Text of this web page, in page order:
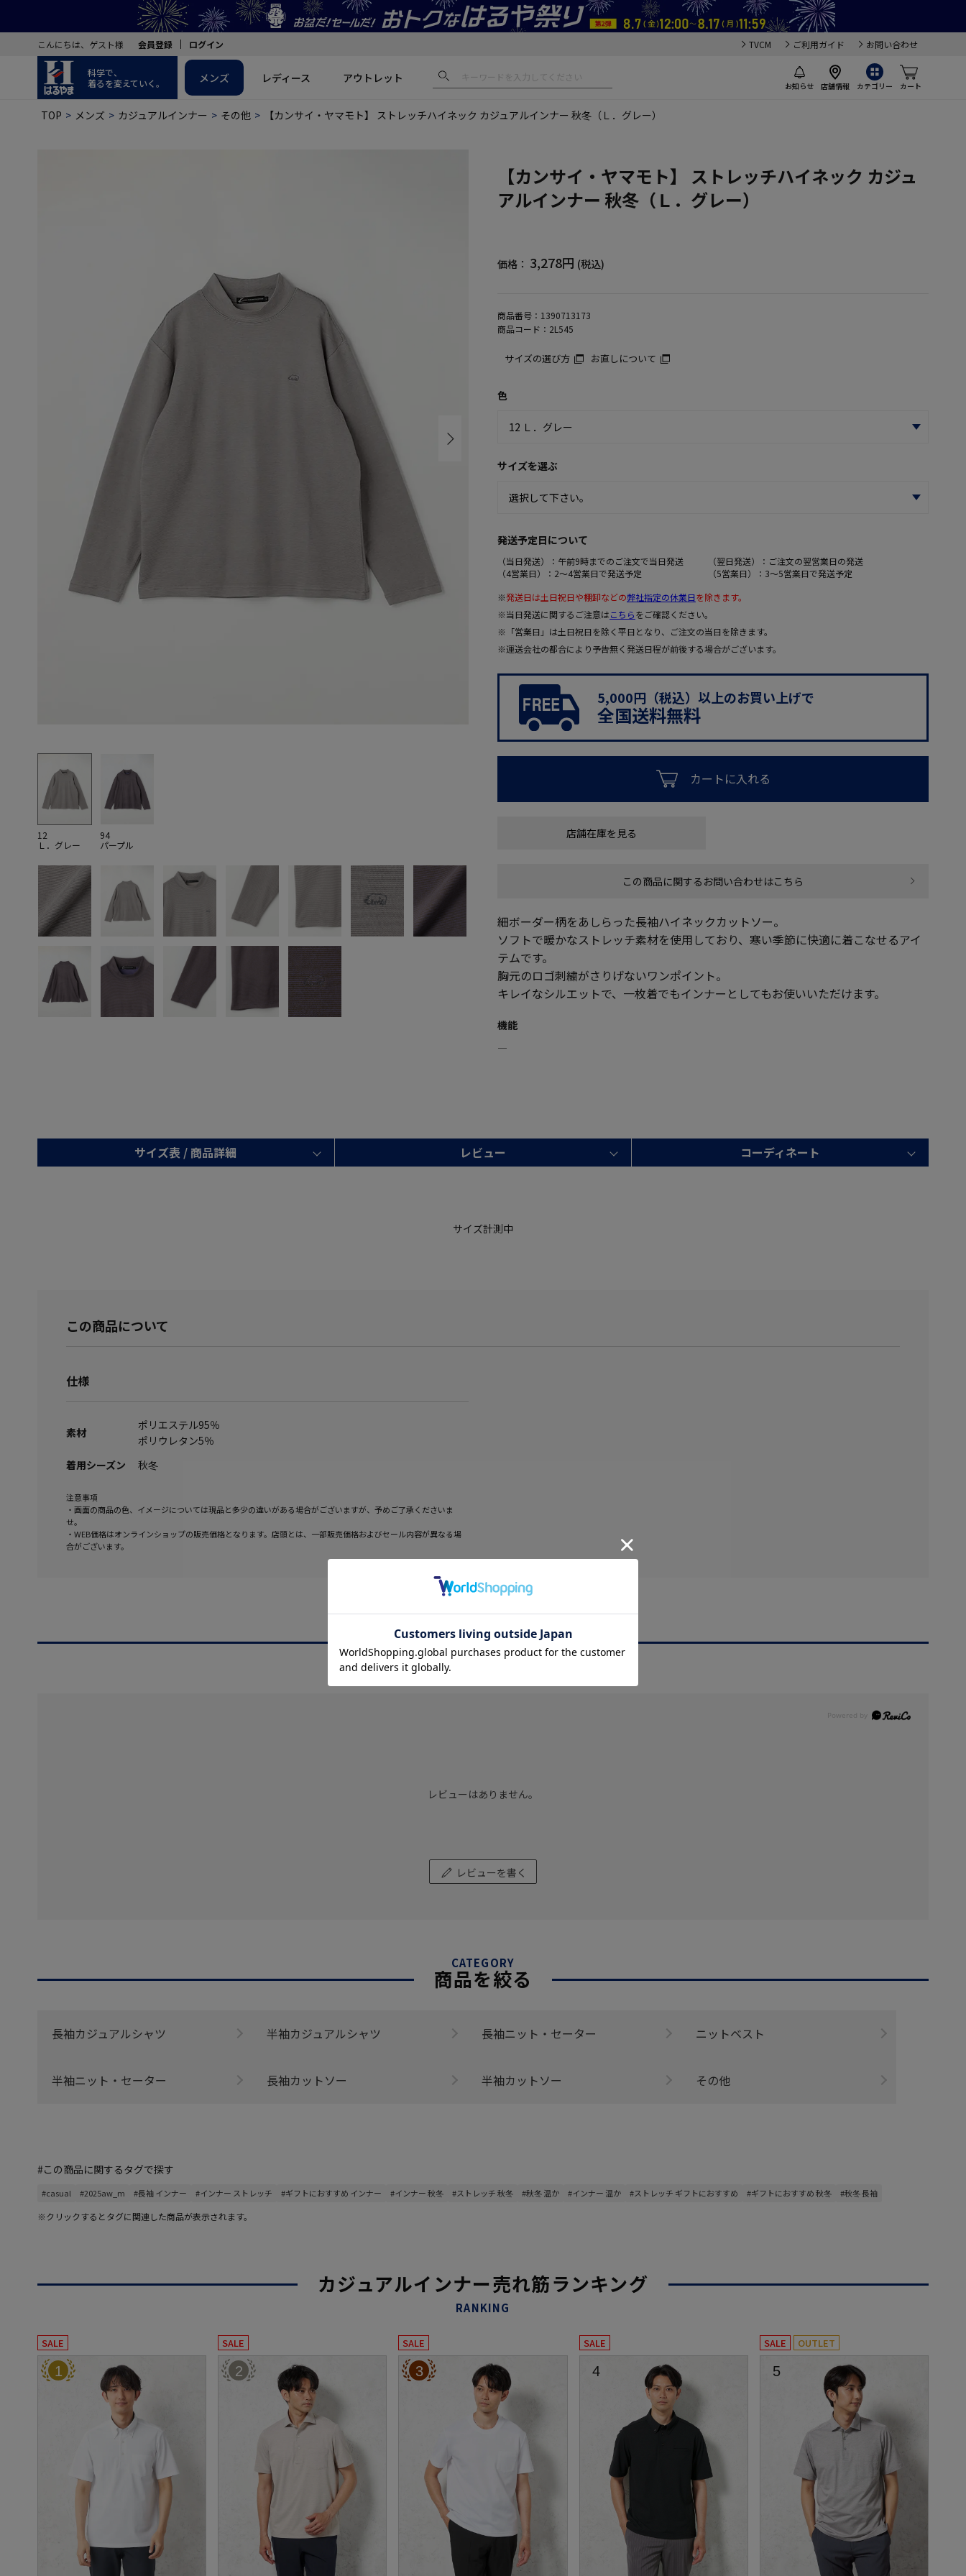
こんにちは、ゲスト様 会員登録 ログイン TVCM ご利用ガイド お問い合わせ
科学で、
着るを変えていく。
お知らせ 店舗情報 カテゴリー カート
メンズ レディース アウトレット
TOP メンズ カジュアルインナー その他 【カンサイ・ヤマモト】 ストレッチハイネック カジュアルインナー 秋冬（Ｌ．グレー）
12
Ｌ．グレー
94
パープル
【カンサイ・ヤマモト】 ストレッチハイネック カジュ
アルインナー 秋冬（Ｌ．グレー）
価格： 3,278円 (税込)
商品番号： 1390713173
商品コード： 2L545
サイズの選び方 お直しについて
色
サイズを選ぶ
発送予定日について
（当日発送）：午前9時までのご注文で当日発送
（翌日発送）：ご注文の翌営業日の発送
（4営業日）：2～4営業日で発送予定
（5営業日）：3～5営業日で発送予定
※発送日は土日祝日や棚卸などの弊社指定の休業日を除きます。
※当日発送に関するご注意はこちらをご確認ください。
※「営業日」は土日祝日を除く平日となり、ご注文の当日を除きます。
※運送会社の都合により予告無く発送日程が前後する場合がございます。
5,000円（税込）以上のお買い上げで
全国送料無料
カートに入れる
店舗在庫を見る
この商品に関するお問い合わせはこちら
細ボーダー柄をあしらった長袖ハイネックカットソー。
ソフトで暖かなストレッチ素材を使用しており、寒い季節に快適に着こなせるアイ
テムです。
胸元のロゴ刺繍がさりげないワンポイント。
キレイなシルエットで、一枚着でもインナーとしてもお使いいただけます。
機能
―
サイズ表 / 商品詳細 レビュー コーディネート
サイズ計測中
この商品について
仕様
素材
ポリエステル95％
ポリウレタン5％
着用シーズン
秋冬
注意事項
・画面の商品の色、イメージについては現品と多少の違いがある場合がございますが、予めご了承くださいま
せ。
・WEB価格はオンラインショップの販売価格となります。店頭とは、一部販売価格およびセール内容が異なる場
合がございます。
商品レビュー
レビューはありません。
レビューを書く
CATEGORY
商品を絞る
長袖カジュアルシャツ 半袖カジュアルシャツ 長袖ニット・セーター ニットベスト
半袖ニット・セーター 長袖カットソー 半袖カットソー その他
#この商品に関するタグで探す
#casual #2025aw_m #長袖 インナー #インナー ストレッチ #ギフトにおすすめ インナー #インナー 秋冬 #ストレッチ 秋冬 #秋冬 温か #インナー 温か #ストレッチ ギフトにおすすめ #ギフトにおすすめ 秋冬 #秋冬 長袖
※クリックするとタグに関連した商品が表示されます。
カジュアルインナー売れ筋ランキング
RANKING
SALE
1
SALE
2
SALE
3
SALE
4
SALE OUTLET
5